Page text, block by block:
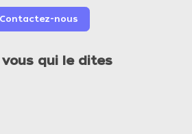
Contactez-nous
vous qui le dites